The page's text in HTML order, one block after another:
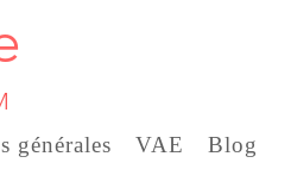
générales VAE Blog